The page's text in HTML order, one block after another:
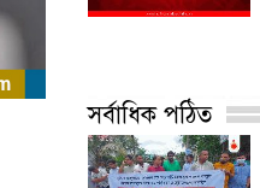
সর্বাধিক পঠিত